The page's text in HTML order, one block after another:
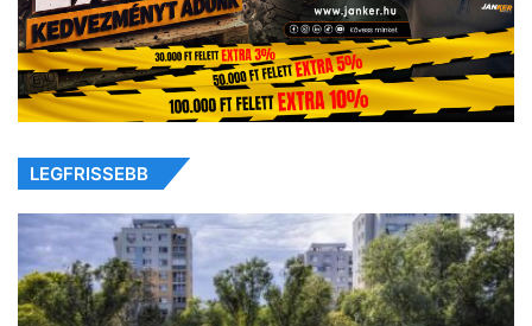
LEGFRISSEBB